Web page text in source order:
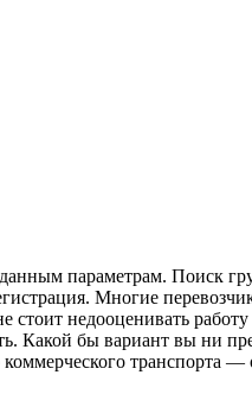
параметрам. Поиск
Многие
стоит недооценивать
Какой бы вариант вы ни